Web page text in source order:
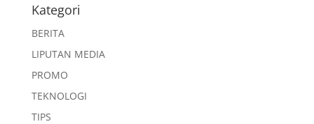
Kategori
BERITA
LIPUTAN MEDIA
PROMO
TEKNOLOGI
TIPS